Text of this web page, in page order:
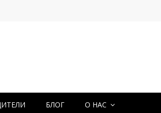
БЛОГ О НАС